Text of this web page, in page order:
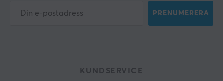
PRENUMERERA
KUNDSERVICE